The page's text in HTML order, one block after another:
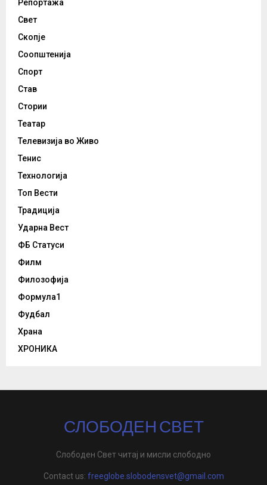
Репортажа
Свет
Скопје
Соопштенија
Спорт
Став
Стории
Театар
Телевизија во Живо
Тенис
Технологија
Топ Вести
Традиција
Ударна Вест
ФБ Статуси
Филм
Филозофија
Формула1
Фудбал
Храна
ХРОНИКА
СЛОБОДЕН СВЕТ
Слободен Свет читај и мисли слободно
Contact us: freeglobe.slobodensvet@gmail.com